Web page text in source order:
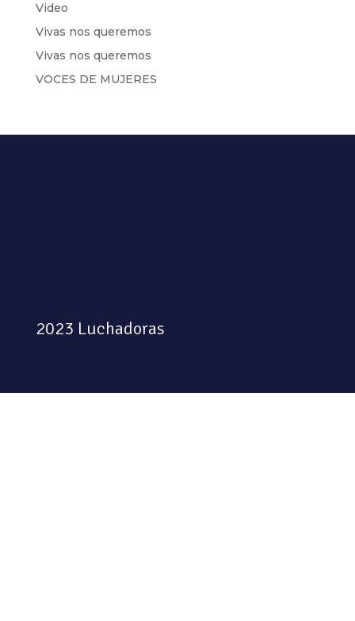
Video
Vivas nos queremos
Vivas nos queremos
VOCES DE MUJERES
2023 Luchadoras